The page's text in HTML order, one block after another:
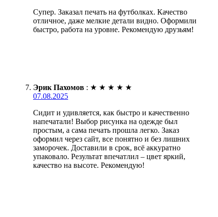
Супер. Заказал печать на футболках. Качество
отличное, даже мелкие детали видно. Оформили
быстро, работа на уровне. Рекомендую друзьям!
Эрик Пахомов : ★ ★ ★ ★ ★
07.08.2025
Сидит и удивляется, как быстро и качественно
напечатали! Выбор рисунка на одежде был
простым, а сама печать прошла легко. Заказ
оформил через сайт, все понятно и без лишних
заморочек. Доставили в срок, всё аккуратно
упаковало. Результат впечатлил – цвет яркий,
качество на высоте. Рекомендую!